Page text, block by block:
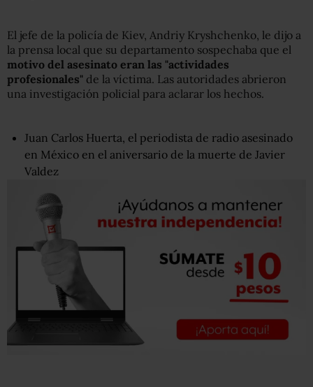
El jefe de la policía de Kiev, Andriy Kryshchenko, le dijo a
la prensa local que su departamento sospechaba que el
motivo del asesinato eran las "actividades
profesionales" de la víctima. Las autoridades abrieron
una investigación policial para aclarar los hechos.
Juan Carlos Huerta, el periodista de radio asesinado
en México en el aniversario de la muerte de Javier
Valdez